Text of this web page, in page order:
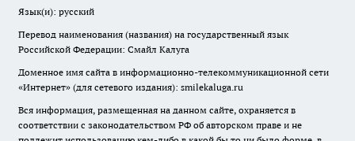
Язык(и): русский
Перевод наименования (названия) на государственный язык
Российской Федерации: Смайл Калуга
Доменное имя сайта в информационно-телекоммуникационной сети
«Интернет» (для сетевого издания): smilekaluga.ru
Вся информация, размещенная на данном сайте, охраняется в
соответствии с законодательством РФ об авторском праве и не